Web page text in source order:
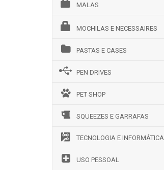
MALAS
MOCHILAS E NECESSAIRES
PASTAS E CASES
PEN DRIVES
PET SHOP
SQUEEZES E GARRAFAS
TECNOLOGIA E INFORMÁTICA
USO PESSOAL